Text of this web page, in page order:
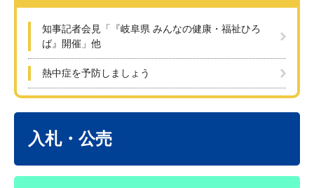
知事記者会見「『岐阜県 みんなの健康・福祉ひろ
ば』開催」他
熱中症を予防しましょう
入札・公売